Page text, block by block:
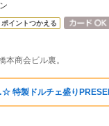
ポイントつかえる
本商会ビル裏。
特製ドルチェ盛り